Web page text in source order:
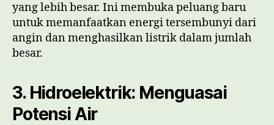
yang lebih besar. Ini membuka peluang baru
untuk memanfaatkan energi tersembunyi dari
angin dan menghasilkan listrik dalam jumlah
besar.
3. Hidroelektrik: Menguasai
Potensi Air